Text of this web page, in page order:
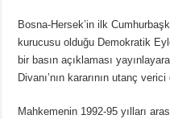
Bosna-Hersek’in ilk
kurucusu olduğu Demokratik
bir basın açıklaması
Divanı’nın kararının utanç
Mahkemenin 1992-95 yılları